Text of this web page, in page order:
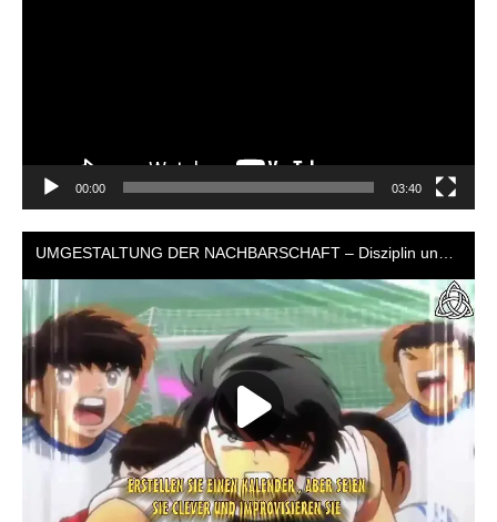
00:00 03:40